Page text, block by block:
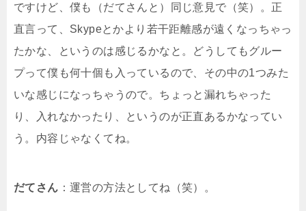
ですけど、僕も（だてさんと）同じ意見で（笑）。正
直言って、Skypeとかより若干距離感が遠くなっちゃっ
たかな、というのは感じるかなと。どうしてもグルー
プって僕も何十個も入っているので、その中の1つみた
いな感じになっちゃうので。ちょっと漏れちゃった
り、入れなかったり、というのが正直あるかなってい
う。内容じゃなくてね。
だてさん ：運営の方法としてね（笑）。